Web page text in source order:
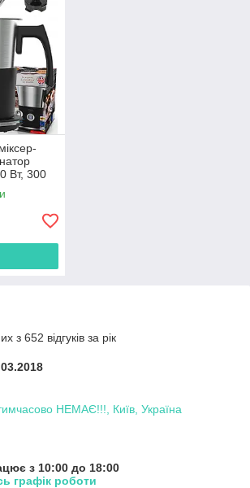
Вт, 300
з 652 відгуків за рік
НЕМАЄ!!!, Київ, Україна
з 10:00 до 18:00
графік роботи